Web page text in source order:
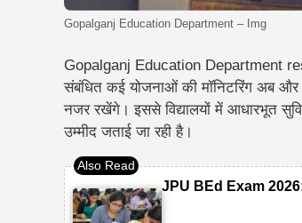
Gopalganj Education Department – Img
Gopalganj Education Department
संबंधित कई योजनाओं की मॉनिटरिंग अब और
नजर रखेंगे। इससे विद्यालयों में आधारभूत
उम्मीद जताई जा रही है।
JPU BEd Exam 2026: